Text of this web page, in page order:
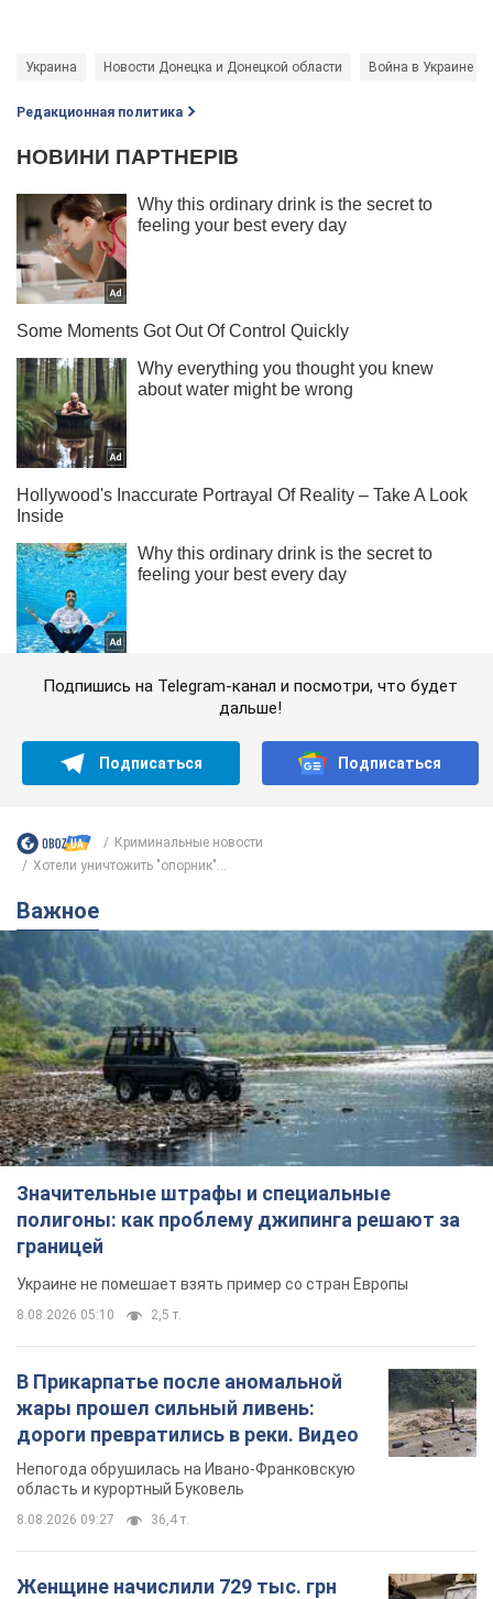
Украина Новости Донецка и Донецкой области Война в Украине
Редакционная политика
Подпишись на Telegram-канал и посмотри, что будет
дальше!
Подписаться Подписаться
Криминальные новости
Хотели уничтожить "опорник"...
Важное
Значительные штрафы и специальные
полигоны: как проблему джипинга решают за
границей
Украине не помешает взять пример со стран Европы
8.08.2026 05:10 2,5 т.
В Прикарпатье после аномальной
жары прошел сильный ливень:
дороги превратились в реки. Видео
Непогода обрушилась на Ивано-Франковскую
область и курортный Буковель
8.08.2026 09:27 36,4 т.
Женщине начислили 729 тыс. грн